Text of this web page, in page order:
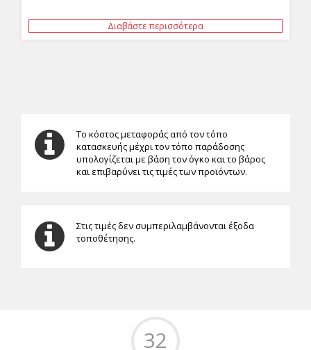
Διαβάστε περισσότερα
Το κόστος μεταφοράς από τον τόπο
κατασκευής μέχρι τον τόπο παράδοσης
υπολογίζεται με βάση τον όγκο και το βάρος
και επιβαρύνει τις τιμές των προϊόντων.
Στις τιμές δεν συμπεριλαμβάνονται έξοδα
τοποθέτησης.
32